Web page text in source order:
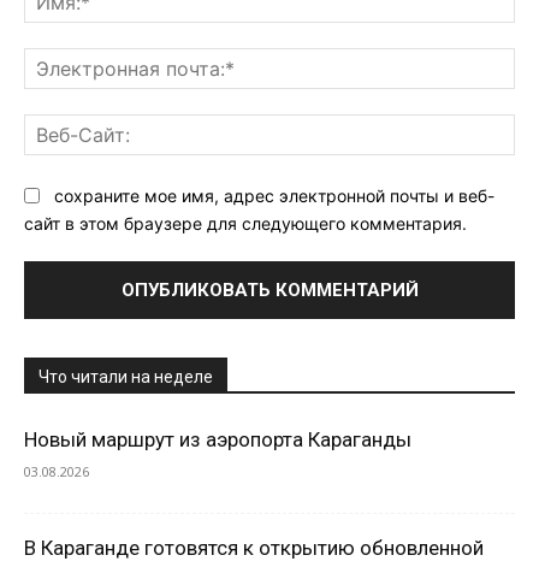
сохраните мое имя, адрес электронной почты и веб-
сайт в этом браузере для следующего комментария.
Что читали на неделе
Новый маршрут из аэропорта Караганды
03.08.2026
В Караганде готовятся к открытию обновленной